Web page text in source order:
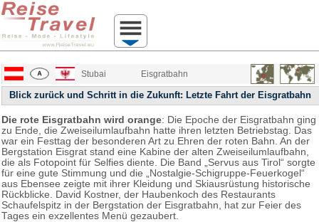
Stubai Eisgratbahn
Blick zurück und Schritt in die Zukunft: Letzte Fahrt der Eisgratbahn
Die rote Eisgratbahn wird orange: Die Epoche der Eisgratbahn ging
zu Ende, die Zweiseilumlaufbahn hatte ihren letzten Betriebstag. Das
war ein Festtag der besonderen Art zu Ehren der roten Bahn. An der
Bergstation Eisgrat stand eine Kabine der alten Zweiseilumlaufbahn,
die als Fotopoint für Selfies diente. Die Band „Servus aus Tirol“ sorgte
für eine gute Stimmung und die „Nostalgie-Schigruppe-Feuerkogel“
aus Ebensee zeigte mit ihrer Kleidung und Skiausrüstung historische
Rückblicke. David Kostner, der Haubenkoch des Restaurants
Schaufelspitz in der Bergstation der Eisgratbahn, hat zur Feier des
Tages ein exzellentes Menü gezaubert.